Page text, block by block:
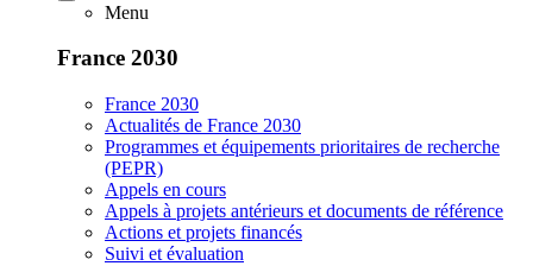
Menu
France 2030
France 2030
Actualités de France 2030
Programmes et équipements prioritaires de recherche
(PEPR)
Appels en cours
Appels à projets antérieurs et documents de référence
Actions et projets financés
Suivi et évaluation